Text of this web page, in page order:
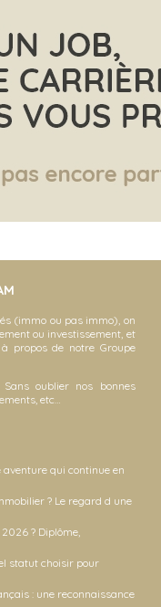
(immo ou pas immo), on
ou investissement, et
propos de notre Groupe
oublier nos bonnes
etc…
aventure qui continue en
? Le regard d une
? Diplôme,
statut choisir pour
: une reconnaissance